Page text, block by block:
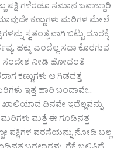
ಗಳೆರಡೂ ಸಮಾನ ಜವಾಬ್ದಾರಿ
ಕಣ್ಣುಗಳು ಮರಿಗಳ ಮೇಲೆ
ಸ್ವತಂತ್ರವಾಗಿ ಬಿಟ್ಟು ದೂರಕ್ಕೆ
ಹಕ್ಕು ಎಂದೆಲ್ಲ ಸದಾ ಕೊರಗುವ
ನೀಡಿ ಹೋದಂತೆ
ಕಣ್ಣುಗಳು ಆ ಗಿಡದತ್ತ
ಇತ್ತ ಹಾರಿ ಬಂದಾವೇ..
ದಿನವೇ ಇದೆಲ್ಲವನ್ನು
ಮತ್ತೆ ಈ ಗೂಡಿನತ್ತ
ಪಕ್ಷಿಗಳ ವರಸೆಯನ್ನು ನೋಡಿ ಬಲ್ಲ